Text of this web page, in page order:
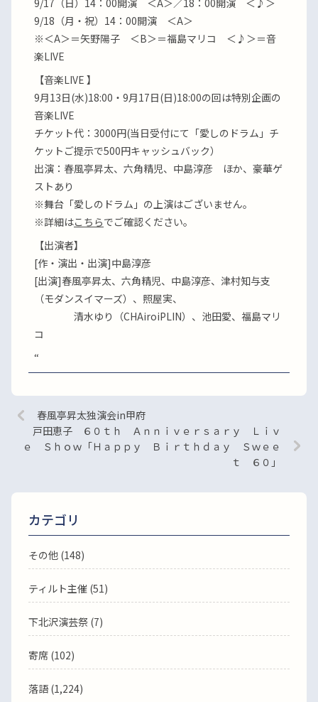
9/18（月・祝）14：00開演 ＜A＞
※＜A＞＝矢野陽子 ＜B＞＝福島マリコ ＜♪＞＝音
楽LIVE
【音楽LIVE 】
9月13日(水)18:00・9月17日(日)18:00の回は特別企画の
音楽LIVE
チケット代：3000円(当日受付にて「愛しのドラム」チ
ケットご提示で500円キャッシュバック）
出演：春風亭昇太、六角精児、中島淳彦 ほか、豪華ゲ
ストあり
※舞台「愛しのドラム」の上演はございません。
※詳細はこちらでご確認ください。
【出演者】
[作・演出・出演]中島淳彦
[出演]春風亭昇太、六角精児、中島淳彦、津村知与支
（モダンスイマーズ）、照屋実、
清水ゆり（CHAiroiPLIN）、池田愛、福島マリ
コ
“
春風亭昇太独演会in甲府
戸田恵子 ６０ｔｈ Ａｎｎｉｖｅｒｓａｒｙ Ｌｉｖ
ｅ Ｓｈｏｗ「Ｈａｐｐｙ Ｂｉｒｔｈｄａｙ Ｓｗｅｅ
ｔ ６０」
カテゴリ
その他 (148)
ティルト主催 (51)
下北沢演芸祭 (7)
寄席 (102)
落語(1,224)